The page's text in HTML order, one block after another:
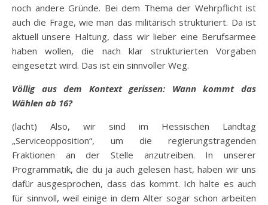
noch andere Gründe. Bei dem Thema der Wehrpflicht ist
auch die Frage, wie man das militärisch strukturiert. Da ist
aktuell unsere Haltung, dass wir lieber eine Berufsarmee
haben wollen, die nach klar strukturierten Vorgaben
eingesetzt wird. Das ist ein sinnvoller Weg.
Völlig aus dem Kontext gerissen: Wann kommt das
Wählen ab 16?
(lacht) Also, wir sind im Hessischen Landtag
„Serviceopposition“, um die regierungstragenden
Fraktionen an der Stelle anzutreiben. In unserer
Programmatik, die du ja auch gelesen hast, haben wir uns
dafür ausgesprochen, dass das kommt. Ich halte es auch
für sinnvoll, weil einige in dem Alter sogar schon arbeiten